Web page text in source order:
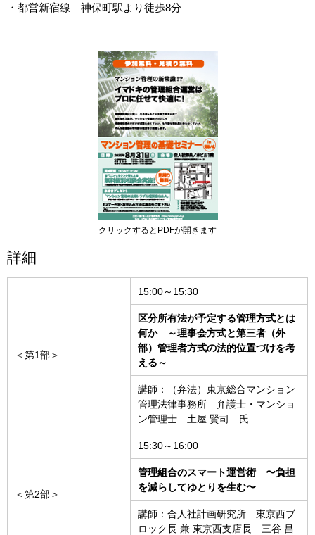
・都営新宿線 神保町駅より徒歩8分
クリックするとPDFが開きます
詳細
＜第1部＞
15:00～15:30
区分所有法が予定する管理方式とは
何か ～理事会方式と第三者（外
部）管理者方式の法的位置づけを考
える～
講師：（弁法）東京総合マンション
管理法律事務所 弁護士・マンショ
ン管理士 土屋 賢司 氏
＜第2部＞
15:30～16:00
管理組合のスマート運営術 〜負担
を減らしてゆとりを生む〜
講師：合人社計画研究所 東京西ブ
ロック長 兼 東京西支店長 三谷 昌